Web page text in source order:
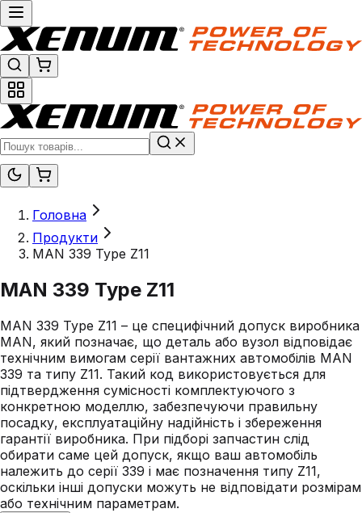
Головна
Продукти
MAN 339 Type Z11
MAN 339 Type Z11
MAN 339 Type Z11 – це специфічний допуск виробника
MAN, який позначає, що деталь або вузол відповідає
технічним вимогам серії вантажних автомобілів MAN
339 та типу Z11. Такий код використовується для
підтвердження сумісності комплектуючого з
конкретною моделлю, забезпечуючи правильну
посадку, експлуатаційну надійність і збереження
гарантії виробника. При підборі запчастин слід
обирати саме цей допуск, якщо ваш автомобіль
належить до серії 339 і має позначення типу Z11,
оскільки інші допуски можуть не відповідати розмірам
або технічним параметрам.